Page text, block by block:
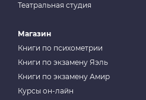
Театральная студия
Магазин
Книги по психометрии
Книги по экзамену Яэль
Книги по экзамену Амир
Курсы он-лайн